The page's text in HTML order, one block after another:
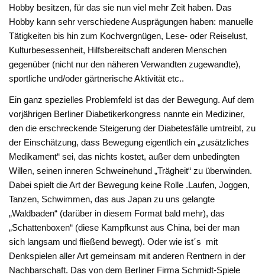
Hobby besitzen, für das sie nun viel mehr Zeit ha­ben. Das
Hobby kann sehr ver­schiedene Ausprägungen haben: manuelle
Tätigkeiten bis hin zum Kochvergnügen, Lese- oder Reiselust,
Kulturbesessenheit, Hilfs­bereitschaft anderen Menschen
gegenüber (nicht nur den näheren Verwandten zugewandte),
sportli­che und/oder gärtnerische Akti­vität etc..
Ein ganz spezielles Problemfeld ist das der Bewegung. Auf dem
vorjährigen Berliner Diabetikerkongress nannte ein Mediziner,
den die erschreckende Steigerung der Diabetesfälle umtreibt, zu
der Einschätzung, dass Bewegung ei­gentlich ein „zusätzliches
Medi­kament“ sei, das nichts kostet, au­ßer dem unbedingten
Willen, sei­nen inneren Schweinehund „Trägheit“ zu überwinden.
Dabei spielt die Art der Bewegung keine Rolle .Laufen, Joggen,
Tanzen, Schwimmen, das aus Japan zu uns gelangte
„Waldbaden“ (darü­ber in diesem Format bald mehr), das
„Schattenboxen“ (diese Kampfkunst aus China, bei der man
sich langsam und fließend bewegt). Oder wie ist´s mit
Denkspielen aller Art gemeinsam mit anderen Rentnern in der
Nachbarschaft. Das von dem Ber­liner Firma Schmidt-Spiele